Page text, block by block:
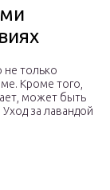
только
Кроме того,
может быть
за лавандой